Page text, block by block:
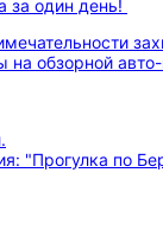
за один день!
на обзорной